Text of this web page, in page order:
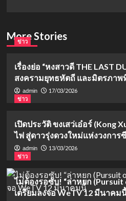
More Stories
ข่าว
เรื่องย่อ “หงสาวดี THE LAST
สงครามยุทธหัตถี และมิตรภาพ
admin
17/03/2026
ข่าว
เปิดประวัติ ขงเสว่เอ๋อร์ (Kong
ไฟ สู่ดาวรุ่งดวงใหม่แห่งวงการ
admin
13/03/2026
ข่าว
ไม่ต้องรอซับ! “ล่าหยก (Pursuit
เตรียมลงจอ WeTV 12 มีนาคม